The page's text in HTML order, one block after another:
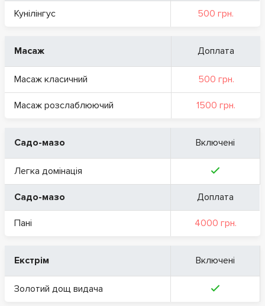
Кунілінгус 500 грн.
Масаж Доплата
Масаж класичний 500 грн.
Масаж розслаблюючий 1500 грн.
Садо-мазо Включені
Легка домінація
Садо-мазо Доплата
Пані 4000 грн.
Екстрім Включені
Золотий дощ видача